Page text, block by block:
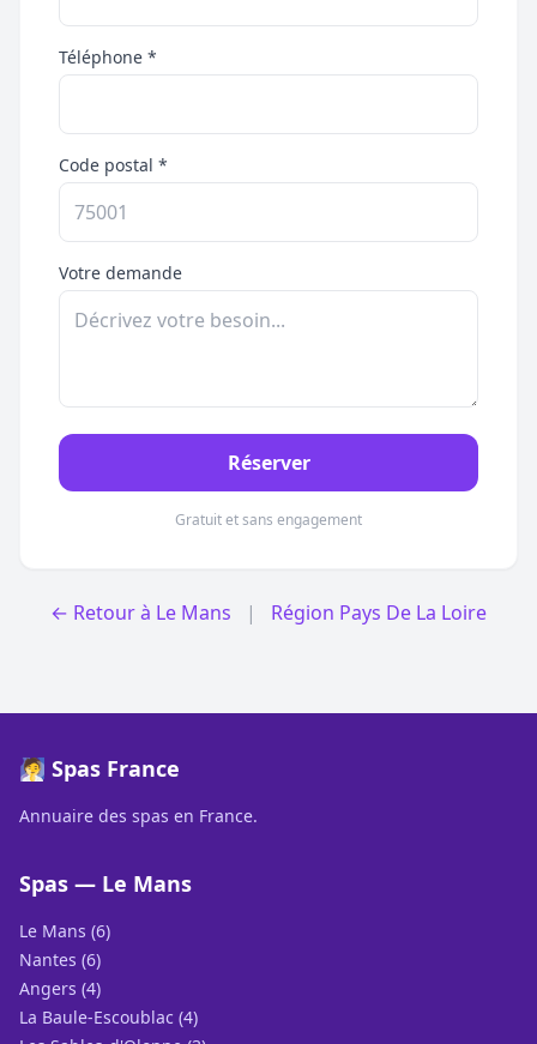
Téléphone *
Code postal *
Votre demande
Réserver
Gratuit et sans engagement
← Retour à Le Mans | Région Pays De La Loire
🧖 Spas France
Annuaire des spas en France.
Spas — Le Mans
Le Mans (6)
Nantes (6)
Angers (4)
La Baule-Escoublac (4)